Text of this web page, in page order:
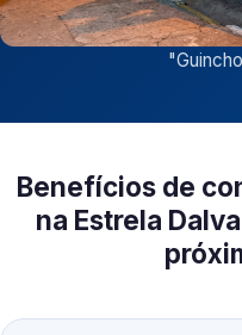
"
Benefícios de
na Estrela